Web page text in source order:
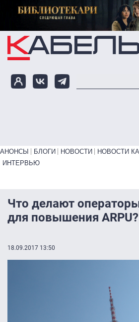
Перейти к основному содержанию
Primary links bottom
АНОНСЫ БЛОГИ НОВОСТИ НОВОСТИ
ИНТЕРВЬЮ
Что делают
для повышения ARPU?
18.09.2017 13:50